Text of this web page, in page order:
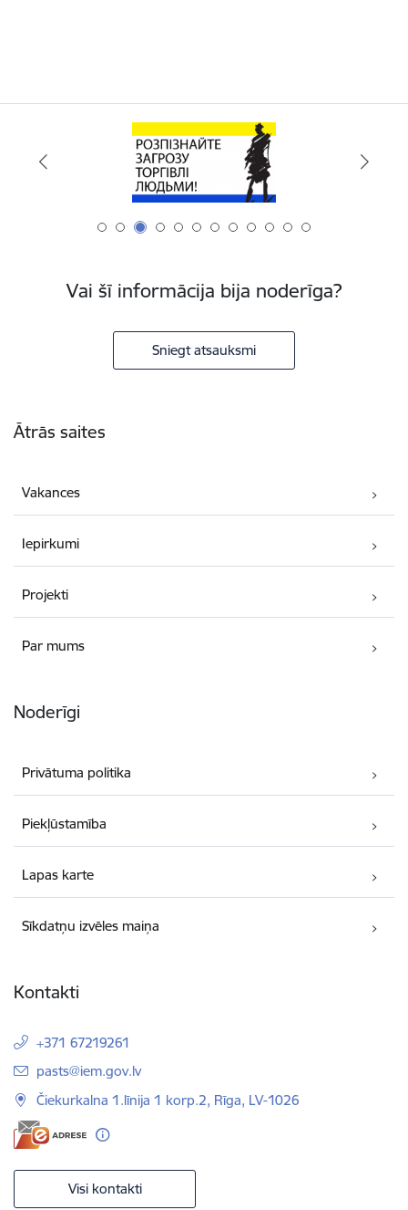
Vai šī informācija bija noderīga?
Sniegt atsauksmi
Ātrās saites
Vakances
Iepirkumi
Projekti
Par mums
Noderīgi
Privātuma politika
Piekļūstamība
Lapas karte
Sīkdatņu izvēles maiņa
Kontakti
+371 67219261
E-pasts:
pasts@iem.gov.lv
Čiekurkalna 1.līnija 1 korp.2, Rīga, LV-1026
Visi kontakti